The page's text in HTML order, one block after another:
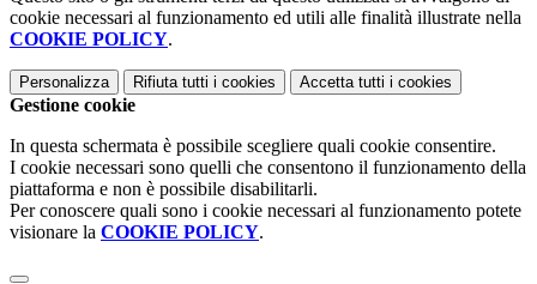
cookie necessari al funzionamento ed utili alle finalità illustrate nella
COOKIE POLICY.
Personalizza Rifiuta tutti i cookies Accetta tutti i cookies
Gestione cookie
In questa schermata è possibile scegliere quali cookie consentire.
I cookie necessari sono quelli che consentono il funzionamento della
piattaforma e non è possibile disabilitarli.
Per conoscere quali sono i cookie necessari al funzionamento potete
visionare la COOKIE POLICY.